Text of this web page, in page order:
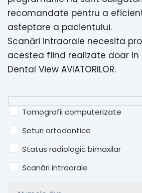
recomandate pentru a
asteptare a pacientului.
Scanări intraorale necesita
acestea fiind realizate doar in
Dental View AVIATORILOR.
Tomografii computerizate
Seturi ortodontice
Status radiologic bimaxilar
Scanări intraorale